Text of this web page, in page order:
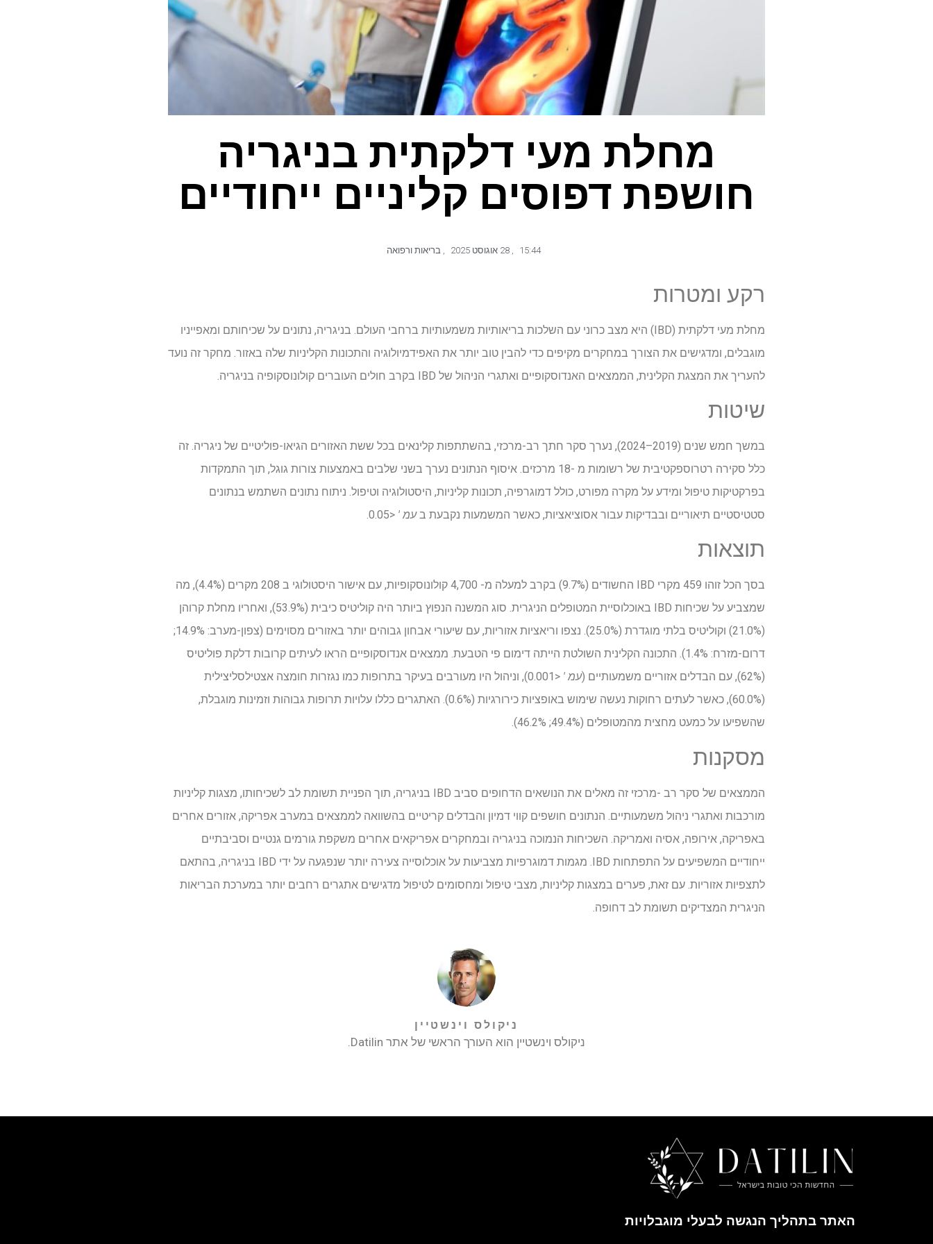
מחלת מעי דלקתית בניגריה
חושפת דפוסים קליניים ייחודיים
15:44
,
, בריאות ורפואה
רקע ומטרות
מחלת מעי דלקתית (IBD) היא מצב כרוני עם השלכות בריאותיות משמעותיות ברחבי העולם. בניגריה, נתונים על שכיחותם ומאפייניו
מוגבלים, ומדגישים את הצורך במחקרים מקיפים כדי להבין טוב יותר את האפידמיולוגיה והתכונות הקליניות שלה באזור. מחקר זה נועד
להעריך את המצגת הקלינית, הממצאים האנדוסקופיים ואתגרי הניהול של IBD בקרב חולים העוברים קולונוסקופיה בניגריה.
שיטות
במשך חמש שנים (2019–2024), נערך סקר חתך רב-מרכזי, בהשתתפות קלינאים בכל ששת האזורים הגיאו-פוליטיים של ניגריה. זה
כלל סקירה רטרוספקטיבית של רשומות מ -18 מרכזים. איסוף הנתונים נערך בשני שלבים באמצעות צורות גוגל, תוך התמקדות
בפרקטיקות טיפול ומידע על מקרה מפורט, כולל דמוגרפיה, תכונות קליניות, היסטולוגיה וטיפול. ניתוח נתונים השתמש בנתונים
סטטיסטיים תיאוריים ובבדיקות עבור אסוציאציות, כאשר המשמעות נקבעת בעמ ' <0.05.
תוצאות
בסך הכל זוהו 459 מקרי IBD החשודים (9.7%) בקרב למעלה מ- 4,700 קולונוסקופיות, עם אישור היסטולוגי ב 208 מקרים (4.4%), מה
שמצביע על שכיחות IBD באוכלוסיית המטופלים הניגרית. סוג המשנה הנפוץ ביותר היה קוליטיס כיבית (53.9%), ואחריו מחלת קרוהן
(21.0%) וקוליטיס בלתי מוגדרת (25.0%). נצפו וריאציות אזוריות, עם שיעורי אבחון גבוהים יותר באזורים מסוימים (צפון-מערב: 14.9%;
דרום-מזרח: 1.4%). התכונה הקלינית השולטת הייתה דימום פי הטבעת. ממצאים אנדוסקופיים הראו לעיתים קרובות דלקת פוליטיס
(62%), עם הבדלים אזוריים משמעותיים (
עמ '
<0.001), וניהול היו מעורבים בעיקר בתרופות כמו נגזרות חומצה אצטילסליצילית
(60.0%), כאשר לעתים רחוקות נעשה שימוש באופציות כירורגיות (0.6%). האתגרים כללו עלויות תרופות גבוהות וזמינות מוגבלת,
שהשפיעו על כמעט מחצית מהמטופלים (49.4%; 46.2%).
מסקנות
הממצאים של סקר רב -מרכזי זה מאלים את הנושאים הדחופים סביב IBD בניגריה, תוך הפניית תשומת לב לשכיחותו, מצגות קליניות
מורכבות ואתגרי ניהול משמעותיים. הנתונים חושפים קווי דמיון והבדלים קריטיים בהשוואה לממצאים במערב אפריקה, אזורים אחרים
באפריקה, אירופה, אסיה ואמריקה. השכיחות הנמוכה בניגריה ובמחקרים אפריקאים אחרים משקפת גורמים גנטיים וסביבתיים
ייחודיים המשפיעים על התפתחות IBD. מגמות דמוגרפיות מצביעות על אוכלוסייה צעירה יותר שנפגעה על ידי IBD בניגריה, בהתאם
לתצפיות אזוריות. עם זאת, פערים במצגות קליניות, מצבי טיפול ומחסומים לטיפול מדגישים אתגרים רחבים יותר במערכת הבריאות
הניגרית המצדיקים תשומת לב דחופה.
ניקולס וינשטיין
ניקולס וינשטיין הוא העורך הראשי של אתר Datilin.
האתר בתהליך הנגשה לבעלי מוגבלויות